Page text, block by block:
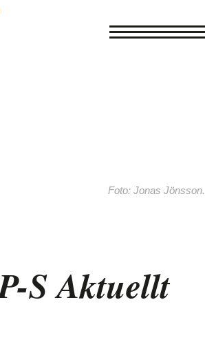
Foto: Jonas Jönsson.
S Aktuellt